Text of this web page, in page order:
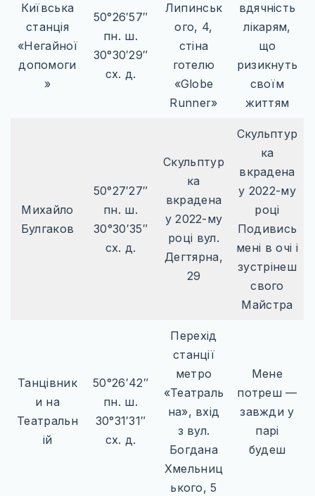
Київська
станція
«Негайної
допомоги
»
50°26′57″
пн. ш.
30°30′29″
сх. д.
Липинськ
ого, 4,
стіна
готелю
«Globe
Runner»
вдячність
лікарям,
що
ризикнуть
своїм
життям
Михайло
Булгаков
50°27′27″
пн. ш.
30°30′35″
сх. д.
Скульптур
ка
вкрадена
у 2022-му
році вул.
Дегтярна,
29
Скульптур
ка
вкрадена
у 2022-му
році
Подивись
мені в очі і
зустрінеш
свого
Майстра
Танцівник
и на
Театральн
ій
50°26′42″
пн. ш.
30°31′31″
сх. д.
Перехід
станції
метро
«Театраль
на», вхід
з вул.
Богдана
Хмельниц
ького, 5
Мене
потреш —
завжди у
парі
будеш